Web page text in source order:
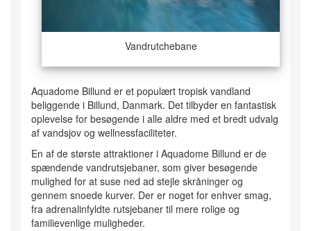
Vandrutchebane
Aquadome Billund er et populært tropisk vandland
beliggende i Billund, Danmark. Det tilbyder en fantastisk
oplevelse for besøgende i alle aldre med et bredt udvalg
af vandsjov og wellnessfaciliteter.
En af de største attraktioner i Aquadome Billund er de
spændende vandrutsjebaner, som giver besøgende
mulighed for at suse ned ad stejle skråninger og
gennem snoede kurver. Der er noget for enhver smag,
fra adrenalinfyldte rutsjebaner til mere rolige og
familievenlige muligheder.